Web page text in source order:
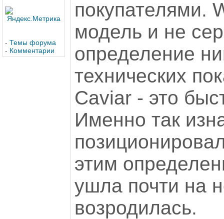
- Темы форума
- Комментарии
покупателями.
модель и не
определение
технических
Caviar - это
Именно так
этим
ушла почти на
возродилась.